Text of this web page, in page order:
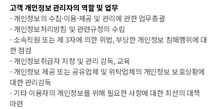
고객 개인정보 관리자의 역할 및 업무
- 개인정보의 수집·이용·제공 및 관리에 관한 업무총괄
- 개인정보처리방침 및 관련규정의 수립
- 소속직원 또는 제 3자에 의한 위법, 부당한 개인정보 침해행위에 대
한 점검
- 개인정보취급자 지정 및 관리 감독, 교육
- 개인정보 제공 또는 공유업체 및 위탁업체의 개인정보 보호상황에
대한 관리감독
- 기타 이용자의 개인정보를 위해 필요한 사항에 대한 최선의 대책
마련